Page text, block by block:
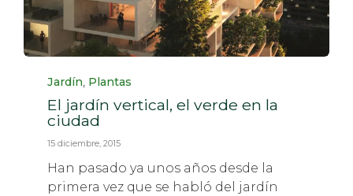
Category
Jardín, Plantas
El jardín vertical, el verde en la
ciudad
15 diciembre, 2015
Han pasado ya unos años desde la
primera vez que se habló del jardín